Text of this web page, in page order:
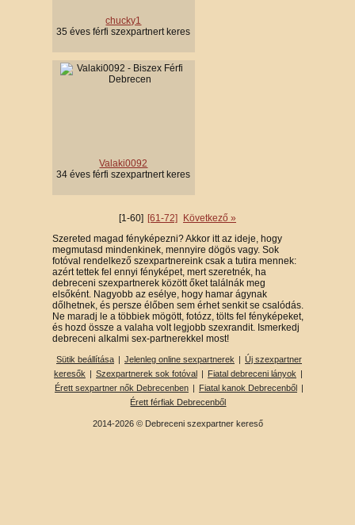
chucky1
35 éves férfi szexpartnert keres
Valaki0092
34 éves férfi szexpartnert keres
[1-60] [61-72]
Következő »
Szereted magad fényképezni? Akkor itt az ideje, hogy
megmutasd mindenkinek, mennyire dögös vagy. Sok
fotóval rendelkező szexpartnereink csak a tutira mennek:
azért tettek fel ennyi fényképet, mert szeretnék, ha
debreceni szexpartnerek között őket találnák meg
elsőként. Nagyobb az esélye, hogy hamar ágynak
dőlhetnek, és persze élőben sem érhet senkit se csalódás.
Ne maradj le a többiek mögött, fotózz, tölts fel fényképeket,
és hozd össze a valaha volt legjobb szexrandit. Ismerkedj
debreceni alkalmi sex-partnerekkel most!
Sütik beállítása | Jelenleg online sexpartnerek | Új szexpartner
keresők | Szexpartnerek sok fotóval | Fiatal debreceni lányok |
Érett sexpartner nők Debrecenben | Fiatal kanok Debrecenből |
Érett férfiak Debrecenből
2014-2026 © Debreceni szexpartner kereső